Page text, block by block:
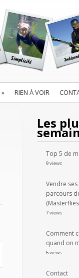
» RIEN À VOIR
Les
Top 5 de
9 views
Vendre
parcours
7 views
Comment
quand on
6 views
Contact